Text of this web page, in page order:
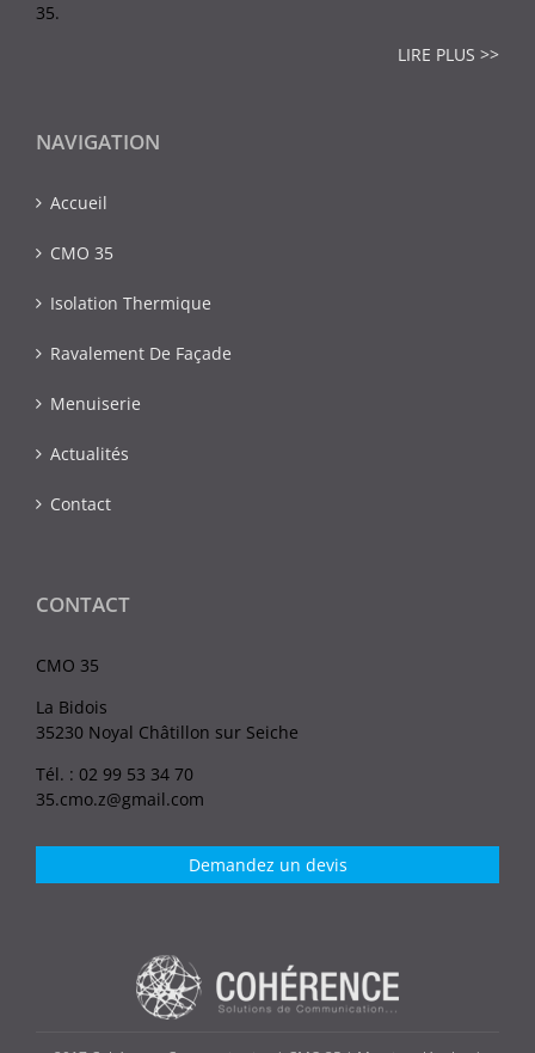
35.
LIRE PLUS >>
NAVIGATION
Accueil
CMO 35
Isolation Thermique
Ravalement De Façade
Menuiserie
Actualités
Contact
CONTACT
CMO 35
La Bidois
35230 Noyal Châtillon sur Seiche
Tél. : 02 99 53 34 70
35.cmo.z@gmail.com
Demandez un devis